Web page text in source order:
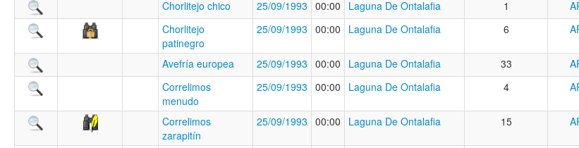
Chorlitejo chico
25/09/1993 00:00 Laguna De Ontalafia 1
Chorlitejo
patinegro
25/09/1993 00:00 Laguna De Ontalafia 6
Avefría europea 25/09/1993 00:00 Laguna De Ontalafia 33
Correlimos
menudo
25/09/1993 00:00 Laguna De Ontalafia 4
Correlimos
zarapitín
25/09/1993 00:00 Laguna De Ontalafia 15